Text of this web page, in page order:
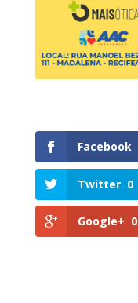
Facebook
Twitter 0
Google+ 0